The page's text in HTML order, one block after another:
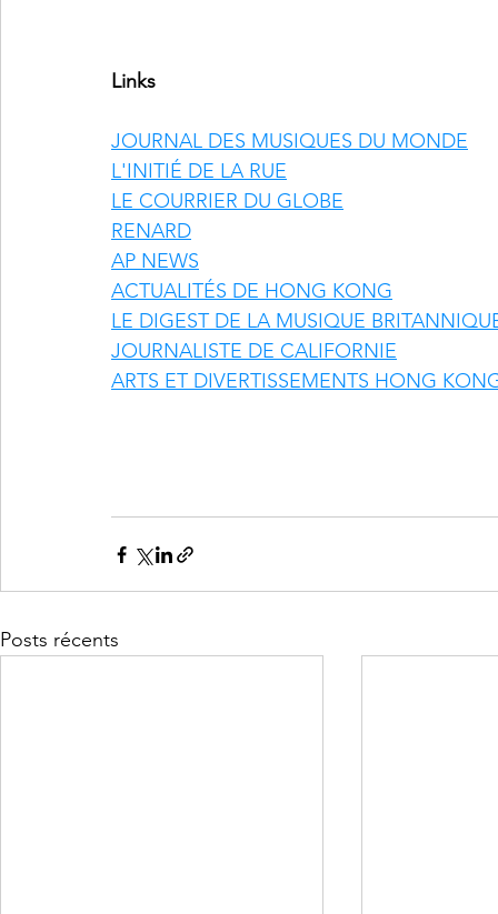
Links
JOURNAL DES MUSIQUES DU MONDE
L'INITIÉ DE LA RUE
LE COURRIER DU GLOBE
RENARD
AP NEWS
ACTUALITÉS DE HONG KONG
LE DIGEST DE LA MUSIQUE
JOURNALISTE DE CALIFORNIE
ARTS ET DIVERTISSEMENTS HONG
Posts récents